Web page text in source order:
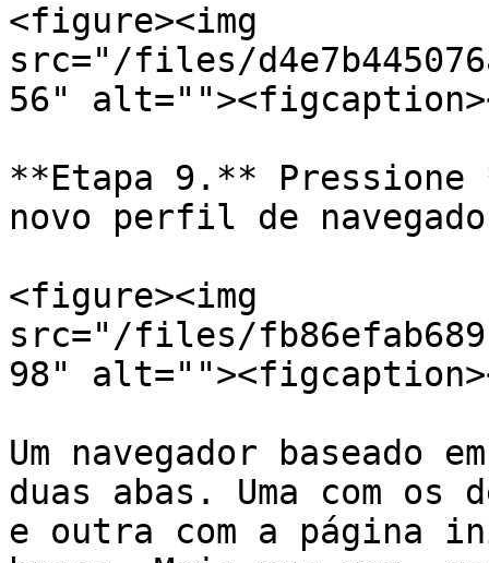
<figure><img
src="/files/
56"
**Etapa 9.**
novo perfil de
<figure><img
src="/files/
98"
Um navegador baseado
duas abas. Uma com
e outra com a página